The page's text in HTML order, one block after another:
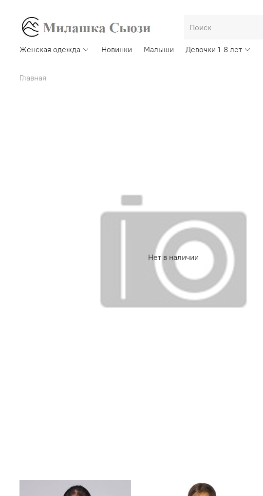
Женская одежда Новинки Малыши Девочки 1-8 лет
Главная
Нет в наличии